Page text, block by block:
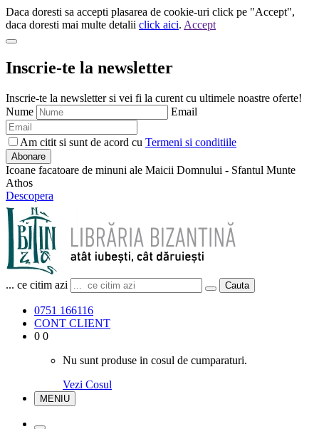
Daca doresti sa accepti plasarea de cookie-uri click pe "Accept",
daca doresti mai multe detalii click aici. Accept
Inscrie-te la newsletter
Inscrie-te la newsletter si vei fi la curent cu ultimele noastre oferte!
Nume
Email
Am citit si sunt de acord cu Termeni si conditiile
Abonare
Icoane facatoare de minuni ale Maicii Domnului - Sfantul Munte
Athos
Descopera
... ce citim azi Cauta
0751 166116
CONT CLIENT
0 0
Nu sunt produse in cosul de cumparaturi.
Vezi Cosul
MENIU